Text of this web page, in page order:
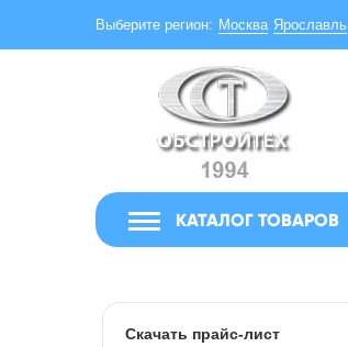
Выберите регион: Москва Ярославль
КАТАЛОГ ТОВАРОВ
Скачать прайс-лист